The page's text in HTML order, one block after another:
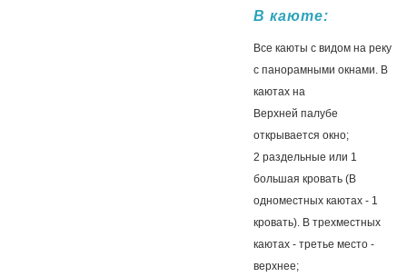
В каюте:
Все каюты с видом на реку
с панорамными окнами. В
каютах на
Верхней палубе
открывается окно;
2 раздельные или 1
большая кровать (В
одноместных каютах - 1
кровать). В трехместных
каютах - третье место -
верхнее;